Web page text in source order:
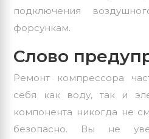
подключения
форсункам.
Слово
Ремонт компрессора
себя как воду, так и
компонента никогда не
безопасно. Вы не